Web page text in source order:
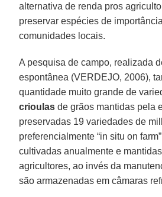
alternativa de renda pros
preservar espécies de
comunidades locais.
A pesquisa de campo, realizada
espontânea (VERDEJO, 2006),
quantidade muito grande de
crioulas de grãos mantidas pela
preservadas 19 variedades de
preferencialmente “in situ on
cultivadas anualmente e
agricultores, ao invés da
são armazenadas em câmaras